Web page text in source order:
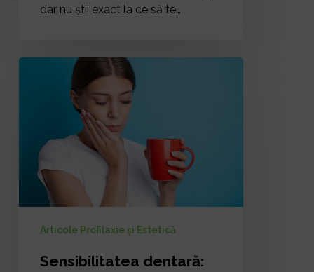
dar nu știi exact la ce să te…
Sensibilitatea
cum
poate
fi
tratatăArticole Profilaxie și Estetică
Sensibilitatea dentară: